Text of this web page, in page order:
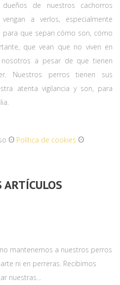
dueños de nuestros cachorros
vengan a verlos, especialmente
para que sepan cómo son, cómo
que vean que no viven en
a pesar de que tienen
Nuestros perros tienen sus
atenta vigilancia y son, para
ʘ Política de cookies ʘ
ARTÍCULOS
mantenemos a nuestros perros
ni en perreras. Recibimos
nuestras…